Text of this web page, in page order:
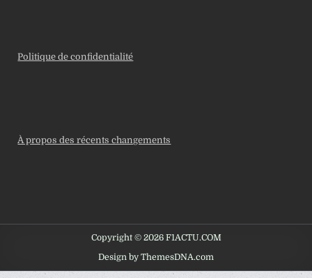
Politique de confidentialité
À propos des récents changements
Copyright © 2026 F1ACTU.COM
Design by ThemesDNA.com